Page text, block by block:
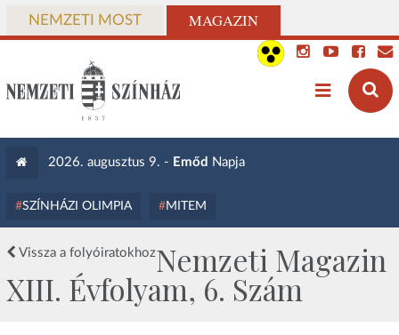
NEMZETI MOST MAGAZIN
2026. augusztus 9. - Emőd Napja
SZÍNHÁZI OLIMPIA MITEM
Vissza a folyóiratokhozNemzeti Magazin
XIII. Évfolyam, 6. Szám